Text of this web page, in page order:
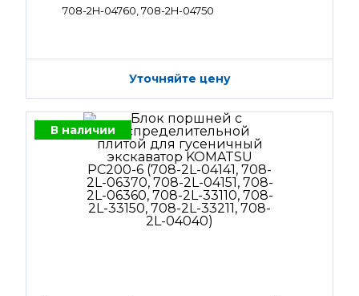
708-2H-04760, 708-2H-04750
Уточняйте цену
В наличии